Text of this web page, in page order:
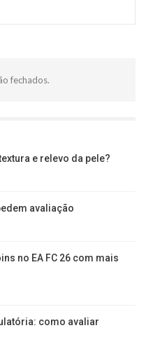
fechados.
e relevo da pele?
avaliação
no EA FC 26 com mais
como avaliar